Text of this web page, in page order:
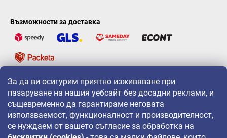
За да ви осигурим приятно изживяване при
пазаруване на нашия уебсайт без досадни реклами, и
същевременно да гарантираме неговата
използваемост, функционалност и производителност,
се нуждаем от вашето съгласие за обработка на
Възможности за доставка
LAVONIO по света